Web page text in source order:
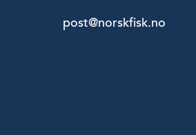
post@norskfisk.no